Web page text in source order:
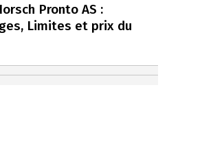
Pronto AS :
Limites et prix du